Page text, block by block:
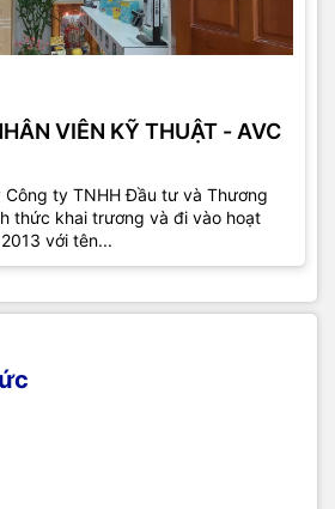
VIÊN KỸ THUẬT - AVC
Công ty TNHH Đầu tư và Thương
thức khai trương và đi vào hoạt
với tên...